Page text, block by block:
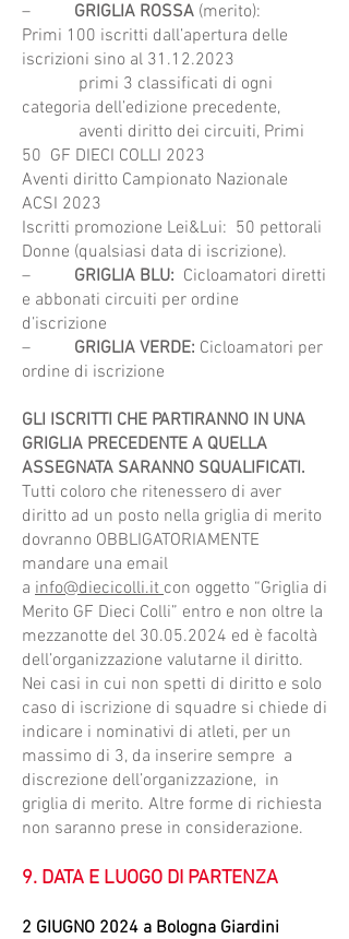
– GRIGLIA ROSSA (merito):
Primi 100 iscritti dall’apertura delle
iscrizioni sino al 31.12.2023
primi 3 classificati di ogni
categoria dell’edizione precedente,
aventi diritto dei circuiti, Primi
50 GF DIECI COLLI 2023
Aventi diritto Campionato Nazionale
ACSI 2023
Iscritti promozione Lei&Lui: 50 pettorali
Donne (qualsiasi data di iscrizione).
– GRIGLIA BLU: Cicloamatori diretti
e abbonati circuiti per ordine
d’iscrizione
– GRIGLIA VERDE: Cicloamatori per
ordine di iscrizione
GLI ISCRITTI CHE PARTIRANNO IN UNA
GRIGLIA PRECEDENTE A QUELLA
ASSEGNATA SARANNO SQUALIFICATI.
Tutti coloro che ritenessero di aver
diritto ad un posto nella griglia di merito
dovranno OBBLIGATORIAMENTE
mandare una email
a info@diecicolli.itcon oggetto “Griglia di
Merito GF Dieci Colli” entro e non oltre la
mezzanotte del 30.05.2024 ed è facoltà
dell’organizzazione valutarne il diritto.
Nei casi in cui non spetti di diritto e solo
caso di iscrizione di squadre si chiede di
indicare i nominativi di atleti, per un
massimo di 3, da inserire sempre a
discrezione dell’organizzazione, in
griglia di merito. Altre forme di richiesta
non saranno prese in considerazione.
9. DATA E LUOGO DI PARTENZA
2 GIUGNO 2024 a Bologna Giardini